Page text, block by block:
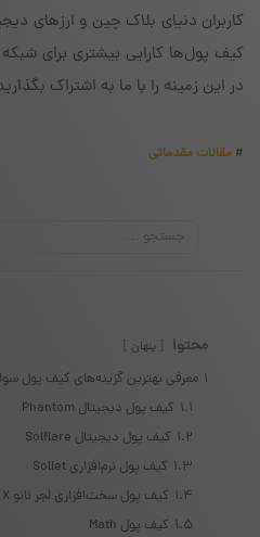
کاربران دنیای بلاک چین و ارزهای
کیف پول‌ها کارایی بیشتری برای شبکه‌
در این زمینه را با ما به اشتراک
# مقالات مقدماتی
محتوا پنهان
1 معرفی بهترین گزینه‌های کیف پول
1.1 کیف پول دیجیتال Phantom
1.2 کیف پول دیجیتال Solflare
1.3 کیف پول نرم‌افزاری Sollet
1.4 کیف پول سخت‌افزاری لجر نانو X
1.5 کیف پول Math